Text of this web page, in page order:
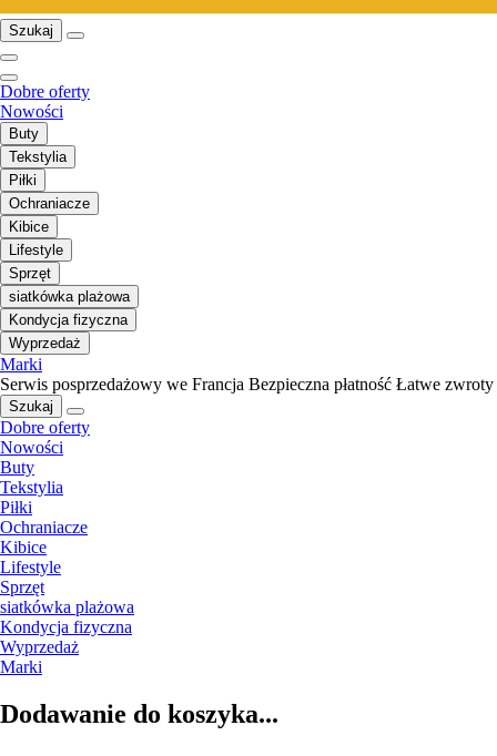
Szukaj
Dobre oferty
Nowości
Buty
Tekstylia
Piłki
Ochraniacze
Kibice
Lifestyle
Sprzęt
siatkówka plażowa
Kondycja fizyczna
Wyprzedaż
Marki
Serwis posprzedażowy we Francja Bezpieczna płatność Łatwe zwroty
Szukaj
Dobre oferty
Nowości
Buty
Tekstylia
Piłki
Ochraniacze
Kibice
Lifestyle
Sprzęt
siatkówka plażowa
Kondycja fizyczna
Wyprzedaż
Marki
Dodawanie do koszyka...